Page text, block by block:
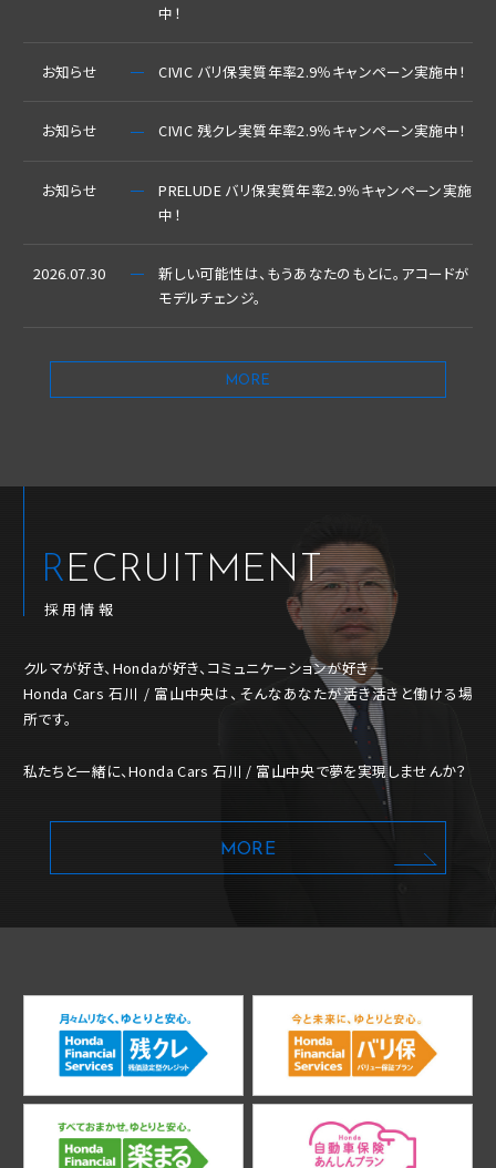
中！
お知らせ CIVIC バリ保実質年率2.9％キャンペーン実施中！
お知らせ CIVIC 残クレ実質年率2.9％キャンペーン実施中！
お知らせ
PRELUDE バリ保実質年率2.9％キャンペーン実施
中！
2026.07.30
新しい可能性は、もうあなたのもとに。アコードが
モデルチェンジ。
MORE
RECRUITMENT
採用情報
クルマが好き、Hondaが好き、コミュニケーションが好き―
Honda Cars 石川 / 富山中央は、そんなあなたが活き活きと働ける場
所です。
私たちと一緒に、Honda Cars 石川 / 富山中央で夢を実現しませんか？
MORE